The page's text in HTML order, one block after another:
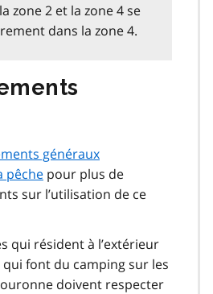
zone 2 et la zone 4 se
dans la zone 4.
généraux
pêche pour plus de
sur l’utilisation de ce
qui résident à l’extérieur
qui font du camping sur les
doivent respecter